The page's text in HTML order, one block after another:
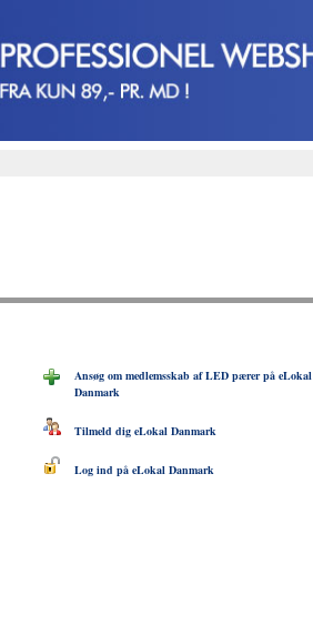
Ansøg om medlemsskab af LED pærer på eLokal
Danmark
Tilmeld dig eLokal Danmark
Log ind på eLokal Danmark